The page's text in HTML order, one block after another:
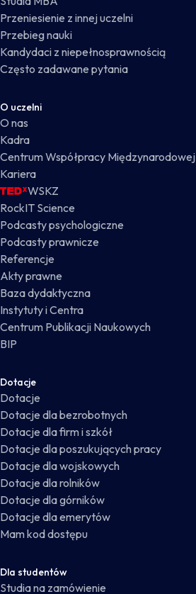
Przeniesienie z innej uczelni
Przebieg nauki
Kandydaci z niepełnosprawnością
Często zadawane pytania
O uczelni
O nas
Kadra
Centrum Współpracy Międzynarodowej
Kariera
WSKZ
RockIT Science
Podcasty psychologiczne
Podcasty prawnicze
Referencje
Akty prawne
Baza dydaktyczna
Instytuty i Centra
Centrum Publikacji Naukowych
BIP
Dotacje
Dotacje
Dotacje dla bezrobotnych
Dotacje dla firm i szkół
Dotacje dla poszukujących pracy
Dotacje dla wojskowych
Dotacje dla rolników
Dotacje dla górników
Dotacje dla emerytów
Mam kod dostępu
Dla studentów
Studia na zamówienie